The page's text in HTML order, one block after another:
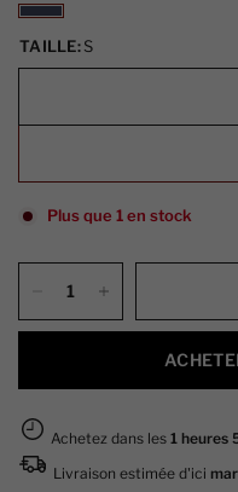
TAILLE:S
Plus que 1 en stock